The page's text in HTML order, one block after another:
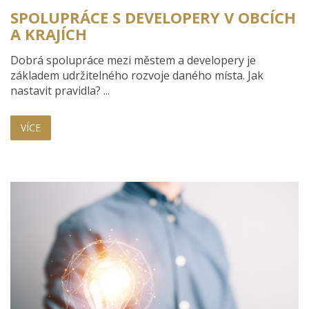
SPOLUPRÁCE S DEVELOPERY V OBCÍCH
A KRAJÍCH
Dobrá spolupráce mezi městem a developery je
základem udržitelného rozvoje daného místa. Jak
nastavit pravidla? ...
VÍCE